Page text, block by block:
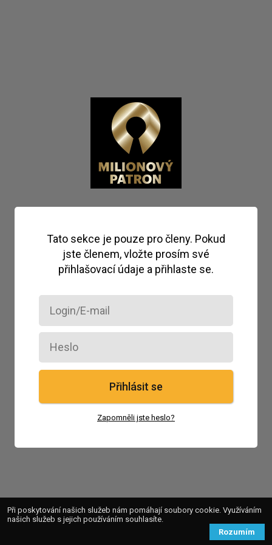
Tato sekce je pouze pro členy. Pokud
jste členem, vložte prosím své
přihlašovací údaje a přihlaste se.
Přihlásit se
Zapomněli jste heslo?
Při poskytování našich služeb nám pomáhají soubory cookie. Využíváním
našich služeb s jejich používáním souhlasíte.
Rozumím